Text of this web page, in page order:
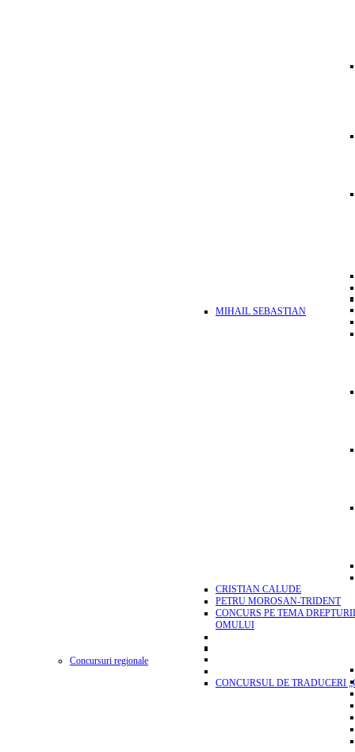
MIHAIL SEBASTIAN
CRISTIAN CALUDE
PETRU MOROSAN-TRIDENT
CONCURS PE TEMA
OMULUI
Concursuri regionale
CONCURSUL DE TRADUCERI